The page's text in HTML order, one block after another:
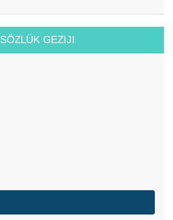
SÖZLÜK GEZIJI